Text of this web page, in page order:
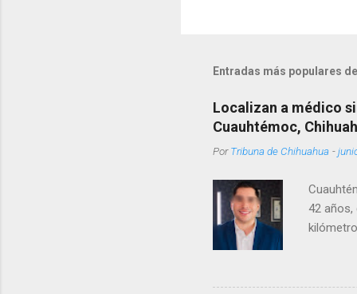
Entradas más populares
Localizan a médico
Cuauhtémoc,
PorTribuna de Chihuahua -
42 años,
Rotario